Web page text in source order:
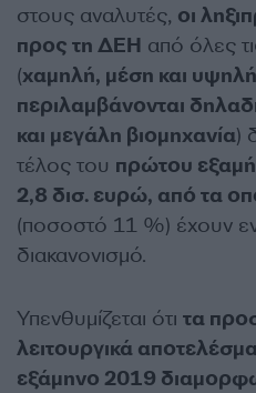
στους αναλυτές, οι
προς τη ΔΕΗ από όλες
(χαμηλή, μέση και
περιλαμβάνονται
και μεγάλη βιομηχανία)
τέλος του πρώτου
2,8 δισ. ευρώ, από τα
(ποσοστό 11 %) έχουν
διακανονισμό.
Υπενθυμίζεται ότι τα
λειτουργικά
εξάμηνο 2019